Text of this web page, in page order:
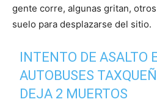
gente corre, algunas gritan,
suelo para desplazarse del sitio.
INTENTO DE ASALTO
AUTOBUSES
DEJA 2 MUERTOS